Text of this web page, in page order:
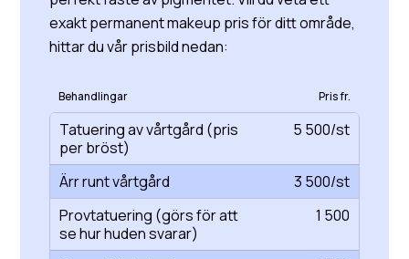
exakt permanent makeup pris för ditt område,
hittar du vår prisbild nedan:
Behandlingar Pris fr.
Tatuering av vårtgård (pris
per bröst)
5 500/st
Ärr runt vårtgård
3 500/st
Provtatuering (görs för att
se hur huden svarar)
1 500